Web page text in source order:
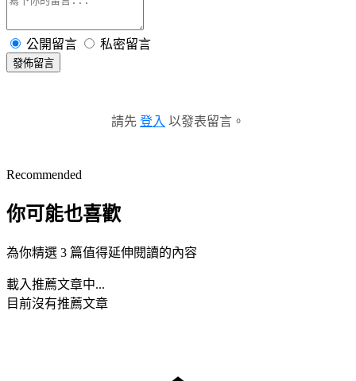
公開留言 私密留言
發佈留言
請先 登入 以發表留言。
Recommended
你可能也喜歡
為你精選 3 篇值得延伸閱讀的內容
載入推薦文章中...
目前沒有推薦文章